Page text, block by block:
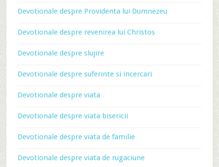
Devotionale despre Providenta lui Dumnezeu
Devotionale despre revenirea lui Christos
Devotionale despre slujire
Devotionale despre suferinte si incercari
Devotionale despre viata
Devotionale despre viata bisericii
Devotionale despre viata de familie
Devotionale despre viata de rugaciune